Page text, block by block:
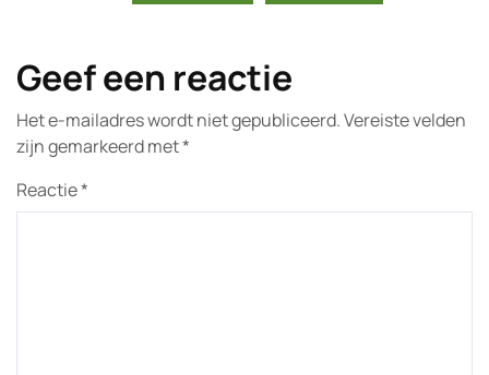
Geef een reactie
Het e-mailadres wordt niet gepubliceerd.Vereiste velden
zijn gemarkeerd met*
Reactie*